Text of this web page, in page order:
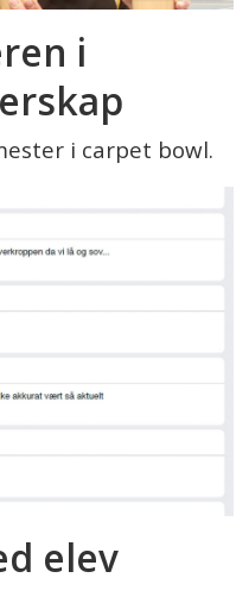
i
i carpet bowl.
elev